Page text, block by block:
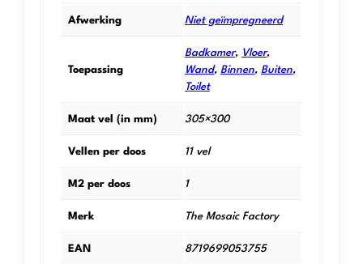
Afwerking Niet geïmpregneerd
Toepassing
Badkamer, Vloer,
Wand,Binnen,Buiten,
Toilet
Maat vel (in mm) 305×300
Vellen per doos 11 vel
M2 per doos 1
Merk The Mosaic Factory
EAN 8719699053755